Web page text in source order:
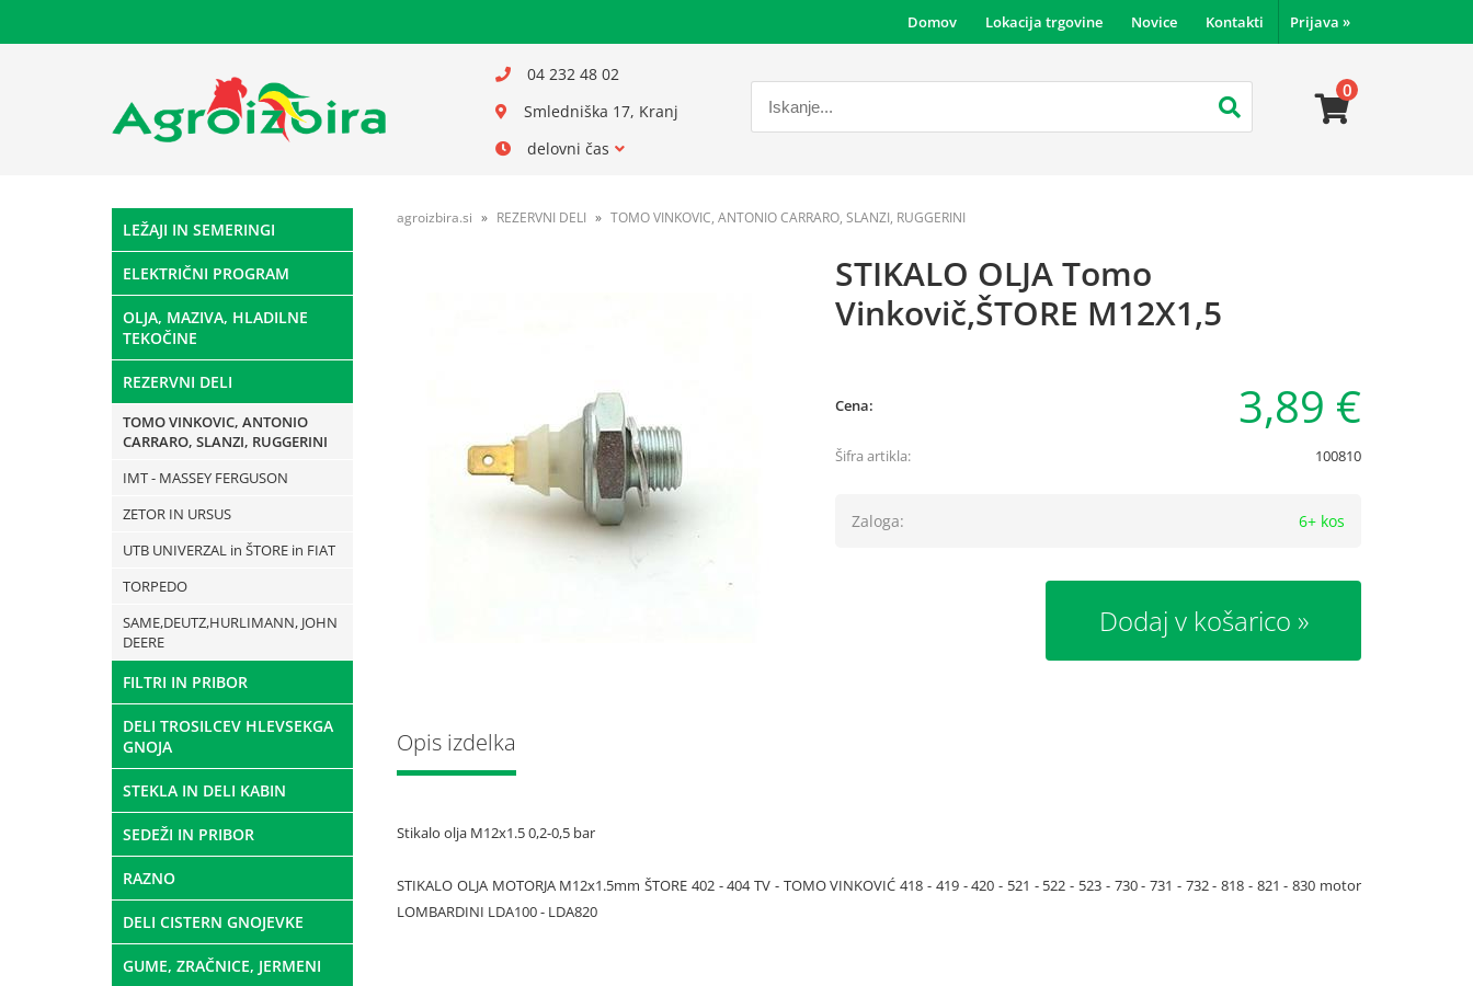
Prijava »
Domov Lokacija trgovine Novice Kontakti
04 232 48 02
Smledniška 17, Kranj
delovni čas
0
LEŽAJI IN SEMERINGI
ELEKTRIČNI PROGRAM
OLJA, MAZIVA, HLADILNE
TEKOČINE
REZERVNI DELI
TOMO VINKOVIC, ANTONIO
CARRARO, SLANZI, RUGGERINI
IMT - MASSEY FERGUSON
ZETOR IN URSUS
UTB UNIVERZAL in ŠTORE in FIAT
TORPEDO
SAME,DEUTZ,HURLIMANN, JOHN
DEERE
FILTRI IN PRIBOR
DELI TROSILCEV HLEVSEKGA
GNOJA
STEKLA IN DELI KABIN
SEDEŽI IN PRIBOR
RAZNO
DELI CISTERN GNOJEVKE
GUME, ZRAČNICE, JERMENI
agroizbira.si REZERVNI DELI TOMO VINKOVIC, ANTONIO CARRARO, SLANZI, RUGGERINI
STIKALO OLJA Tomo
Vinkovič,ŠTORE M12X1,5
Cena: 3,89 €
Šifra artikla: 100810
Zaloga: 6+ kos
Dodaj v košarico
Opis izdelka
Stikalo olja M12x1.5 0,2-0,5 bar
STIKALO OLJA MOTORJA M12x1.5mm ŠTORE 402 - 404 TV - TOMO VINKOVIĆ 418 - 419 - 420 - 521 - 522 - 523 - 730 - 731 - 732 - 818 - 821 - 830 motor
LOMBARDINI LDA100 - LDA820